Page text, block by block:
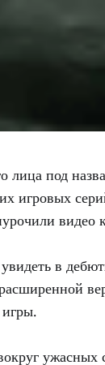
лица под
игровых
видео
в